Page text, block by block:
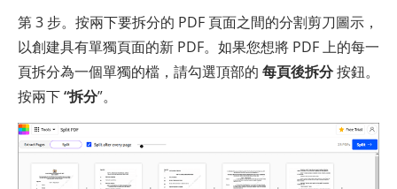
第 3 步。按兩下要拆分的 PDF 頁面之間的分割剪刀圖示，
以創建具有單獨頁面的新 PDF。如果您想將 PDF 上的每一
頁拆分為一個單獨的檔，請勾選頂部的 每頁後拆分按鈕。
按兩下“拆分”。